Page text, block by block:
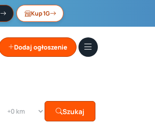
Kup 1G
Dodaj ogłoszenie
Szukaj